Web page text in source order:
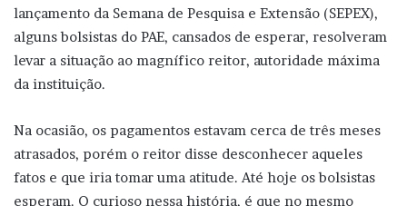
lançamento da Semana de Pesquisa e Extensão (SEPEX),
alguns bolsistas do PAE, cansados de esperar, resolveram
levar a situação ao magnífico reitor, autoridade máxima
da instituição.
Na ocasião, os pagamentos estavam cerca de três meses
atrasados, porém o reitor disse desconhecer aqueles
fatos e que iria tomar uma atitude. Até hoje os bolsistas
esperam. O curioso nessa história, é que no mesmo